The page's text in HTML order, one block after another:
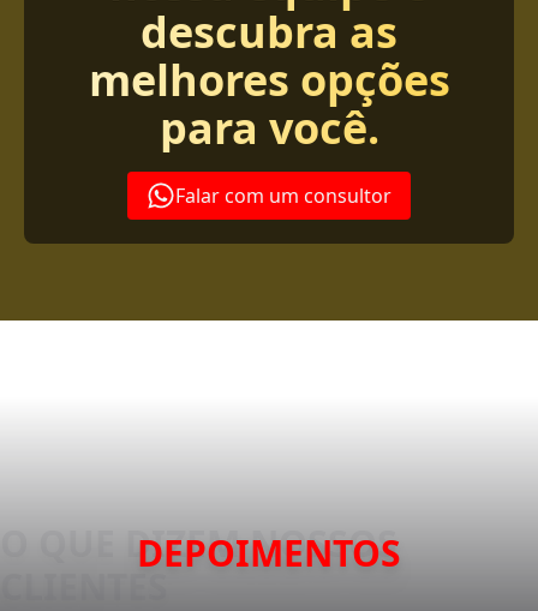
descubra as
melhores opções
para você.
Falar com um consultor
DEPOIMENTOS